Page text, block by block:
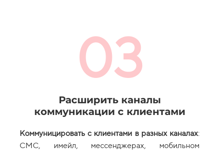
03
Расширить каналы
коммуникации с клиентами
Коммуницировать с клиентами в разных каналах:
СМС, имейл, мессенджерах, мобильном